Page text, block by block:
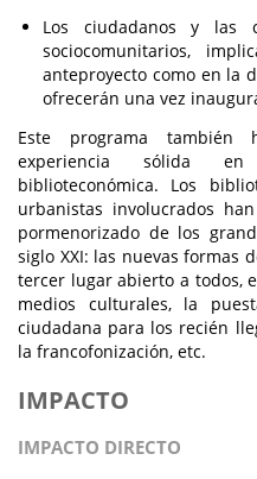
Los ciudadanos y las
sociocomunitarios,
anteproyecto como en la
ofrecerán una vez
Este programa también
experiencia sólida
biblioteconómica. Los
urbanistas involucrados
pormenorizado de los
siglo XXI: las nuevas formas
tercer lugar abierto a todos,
medios culturales, la
ciudadana para los recién
la francofonización, etc.
IMPACTO
IMPACTO DIRECTO